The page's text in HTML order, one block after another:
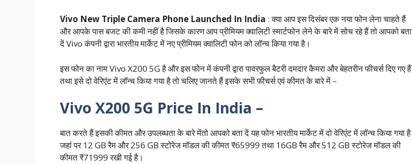
Vivo New Triple Camera Phone Launched In India : क्या आप इस दिसंबर एक नया फोन लेना चाहते हैं
और आपके पास बजट की कमी नहीं है जिसके कारण आप प्रीमियम क्वालिटी स्मार्टफोन लेने के बारे में सोच रहे हैं तो आपको बता
दें Vivo कंपनी द्वारा भारतीय मार्केट में नए प्रीमियम क्वालिटी फोन को लॉन्च किया गया है।
इस फोन का नाम Vivo X200 5G है और इस फोन में कंपनी द्वारा पावरफुल बैटरी दमदार कैमरा और बेहतरीन फीचर्स दिए गए हैं
तथा इसे दो वेरिएंट में लॉन्च किया गया है तो चलिए जानते हैं इसके सभी फीचर्स एवं कीमत के बारे में –
Vivo X200 5G Price In India –
बात करते हैं इसकी कीमत और उपलब्धता के बारे मेंतो आपको बता दें यह फोन भारतीय मार्केट में दो वेरिएंट में लॉन्च किया गया है
जहां पर 12 GB रैम और 256 GB स्टोरेज मॉडल की कीमत ₹65999 तथा 16GB रैम और 512 GB स्टोरेज मॉडल की
कीमत ₹71999 रखी गई है।